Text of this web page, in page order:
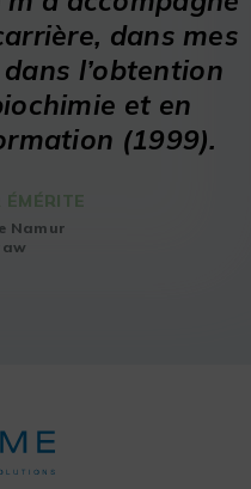
dans mes
l’obtention
et en
(1999).
ÉMÉRITE
Namur